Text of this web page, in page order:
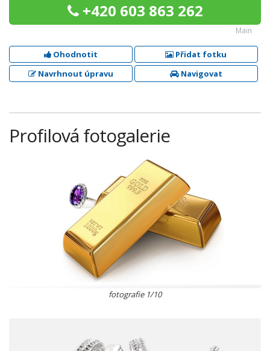
+420 603 863 262
Main
Ohodnotit
Přidat fotku
Navrhnout úpravu
Navigovat
Profilová fotogalerie
fotografie 1/10